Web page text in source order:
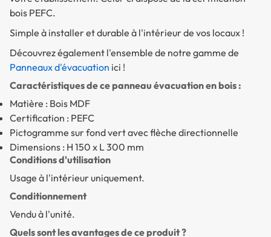
bois PEFC.
Simple à installer et durable à l'intérieur de vos locaux !
Découvrez également l'ensemble de notre gamme de
Panneaux d'évacuation ici !
Caractéristiques de ce panneau évacuation en bois :
Matière : Bois MDF
Certification : PEFC
Pictogramme sur fond vert avec flèche directionnelle
Dimensions : H 150 x L 300 mm
Conditions d'utilisation
Usage à l'intérieur uniquement.
Conditionnement
Vendu à l'unité.
Quels sont les avantages de ce produit ?